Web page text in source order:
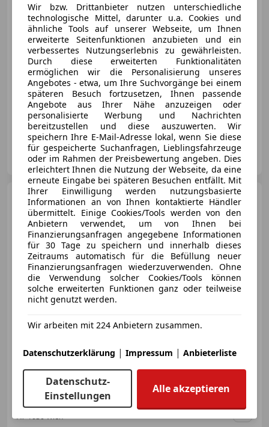
€ 54 900 1
01/2026 8 000 km
Elektro/Benzin
186 kW (253 PS)
M. Scheinecker GmbH
AT-4623 Gunskirchen
Volvo XC60 2.0 T6 Plug-in
Hybrid R Design AWD
€ 33 190
251 kW (341 PS)
BESTELLE DEINEN GEBRAUCHTWAGEN BEQUEM VON ZUHAUSE
Autohero Österreich GmbH
AT-1030 Wien
Wir bzw. Drittanbieter nutzen unterschiedliche
technologische Mittel, darunter u.a. Cookies und
ähnliche Tools auf unserer Webseite, um Ihnen
erweiterte Seitenfunktionen anzubieten und ein
verbessertes Nutzungserlebnis zu gewährleisten.
Durch diese erweiterten Funktionalitäten
ermöglichen wir die Personalisierung unseres
Angebotes - etwa, um Ihre Suchvorgänge bei einem
späteren Besuch fortzusetzen, Ihnen passende
Angebote aus Ihrer Nähe anzuzeigen oder
personalisierte Werbung und Nachrichten
bereitzustellen und diese auszuwerten. Wir
speichern Ihre E-Mail-Adresse lokal, wenn Sie diese
für gespeicherte Suchanfragen, Lieblingsfahrzeuge
oder im Rahmen der Preisbewertung angeben. Dies
erleichtert Ihnen die Nutzung der Webseite, da eine
erneute Eingabe bei späteren Besuchen entfällt. Mit
Ihrer Einwilligung werden nutzungsbasierte
Informationen an von Ihnen kontaktierte Händler
übermittelt. Einige Cookies/Tools werden von den
Anbietern verwendet, um von Ihnen bei
Finanzierungsanfragen angegebene Informationen
für 30 Tage zu speichern und innerhalb dieses
Zeitraums automatisch für die Befüllung neuer
Finanzierungsanfragen wiederzuverwenden. Ohne
die Verwendung solcher Cookies/Tools können
solche erweiterten Funktionen ganz oder teilweise
nicht genutzt werden.
Wir arbeiten mit 224 Anbietern zusammen.
Datenschutzerklärung | Impressum | Anbieterliste
Datenschutz-
Einstellungen
Alle akzeptieren